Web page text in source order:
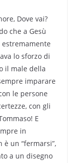
Dove vai?
che a Gesù
lo sforzo di
il male della
imparare
le persone
con gli
E
in
un “fermarsi”,
a un disegno